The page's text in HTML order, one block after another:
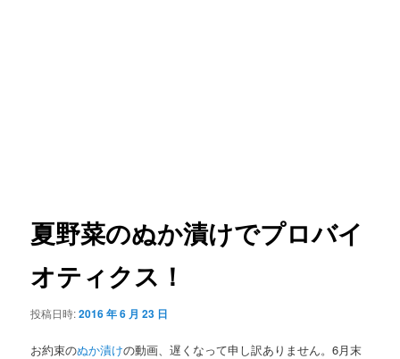
夏野菜のぬか漬けでプロバイ
オティクス！
投稿日時:2016 年 6 月 23 日
お約束のぬか漬けの動画、遅くなって申し訳ありません。6月末